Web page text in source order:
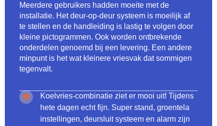
Meerdere gebruikers hadden moeite met de
installatie. Het deur-op-deur systeem is moeilijk af
te stellen en de handleiding is lastig te volgen door
kleine pictogrammen. Ook worden ontbrekende
onderdelen genoemd bij een levering. Een andere
minpunt is het wat kleinere vriesvak dat sommigen
tegenvalt.
Koelvries-combinatie ziet er mooi uit! Tijdens
hete dagen echt fijn. Super stand, groentela
instellingen, deursluit systeem en alarm zijn